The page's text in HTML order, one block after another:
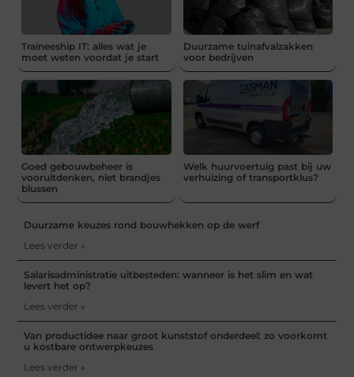
Traineeship IT: alles wat je
moet weten voordat je start
Duurzame tuinafvalzakken
voor bedrijven
Goed gebouwbeheer is
vooruitdenken, niet brandjes
blussen
Welk huurvoertuig past bij uw
verhuizing of transportklus?
Duurzame keuzes rond bouwhekken op de werf
Lees verder »
Salarisadministratie uitbesteden: wanneer is het slim en wat
levert het op?
Lees verder »
Van productidee naar groot kunststof onderdeel: zo voorkomt
u kostbare ontwerpkeuzes
Lees verder »